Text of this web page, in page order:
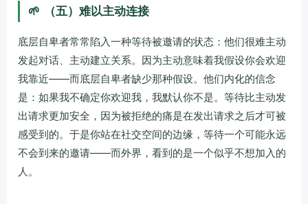
🌱 （五）难以主动连接
底层自卑者常常陷入一种等待被邀请的状态：他们很难主动
发起对话、主动建立关系。因为主动意味着我假设你会欢迎
我靠近——而底层自卑者缺少那种假设。他们内化的信念
是：如果我不确定你欢迎我，我默认你不是。等待比主动发
出请求更加安全，因为被拒绝的痛是在发出请求之后才可被
感受到的。于是你站在社交空间的边缘，等待一个可能永远
不会到来的邀请——而外界，看到的是一个似乎不想加入的
人。